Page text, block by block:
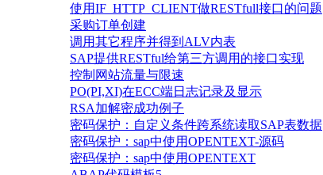
使用IF_HTTP_CLIENT做RESTfull接口的问题
采购订单创建
调用其它程序并得到ALV内表
SAP提供RESTful给第三方调用的接口实现
控制网站流量与限速
PO(PI,XI)在ECC端日志记录及显示
RSA加解密成功例子
密码保护：自定义条件跨系统读取SAP表数据
密码保护：sap中使用OPENTEXT-源码
密码保护：sap中使用OPENTEXT